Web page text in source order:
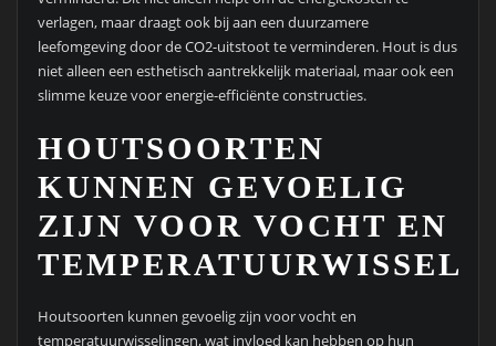
verlagen, maar draagt ook bij aan een duurzamere
leefomgeving door de CO2-uitstoot te verminderen. Hout is dus
niet alleen een esthetisch aantrekkelijk materiaal, maar ook een
slimme keuze voor energie-efficiënte constructies.
HOUTSOORTEN
KUNNEN GEVOELIG
ZIJN VOOR VOCHT EN
Houtsoorten kunnen gevoelig zijn voor vocht en
temperatuurwisselingen, wat invloed kan hebben op hun